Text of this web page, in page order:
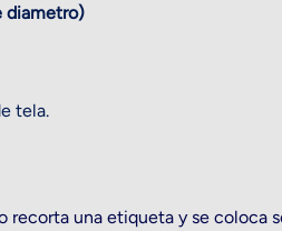
diametro)
tela.
recorta una etiqueta y se